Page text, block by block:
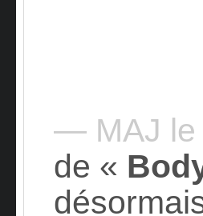
— MAJ le
de «